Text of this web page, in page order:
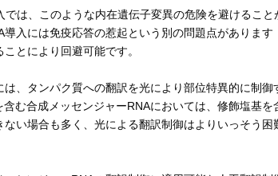
は、このような内在遺伝子変異の危険を避けること
入には免疫応答の惹起という別の問題点があります
とにより回避可能です。
、タンパク質への翻訳を光により部位特異的に制御
む合成メッセンジャーRNAにおいては、修飾塩基を
い場合も多く、光による翻訳制御はよりいっそう困